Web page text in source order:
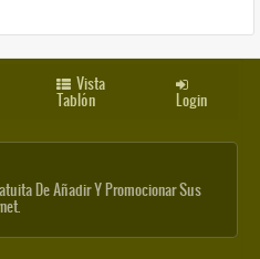
Vista
Tablón Login
De Añadir Y Promocionar Sus